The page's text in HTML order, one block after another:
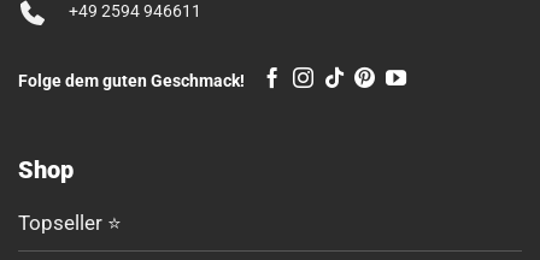
+49 2594 946611
Folge dem guten Geschmack!
Shop
Topseller ⭐